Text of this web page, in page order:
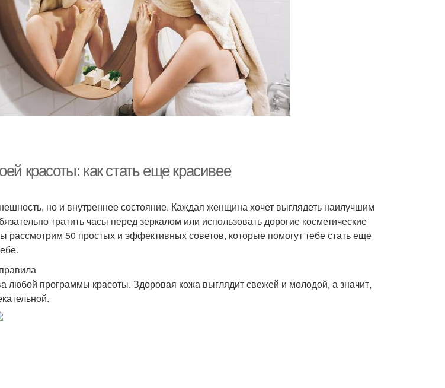
красоты: как стать еще красивее
но и внутреннее состояние. Каждая женщина хочет выглядеть наилучшим
тратить часы перед зеркалом или использовать дорогие косметические
рассмотрим 50 простых и эффективных советов, которые помогут тебе стать еще
любой программы красоты. Здоровая кожа выглядит свежей и молодой, а значит,